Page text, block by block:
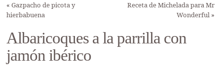
«Gazpacho de picota y
hierbabuena
Receta de Michelada para Mr
Wonderful»
Albaricoques a la parrilla con
jamón ibérico